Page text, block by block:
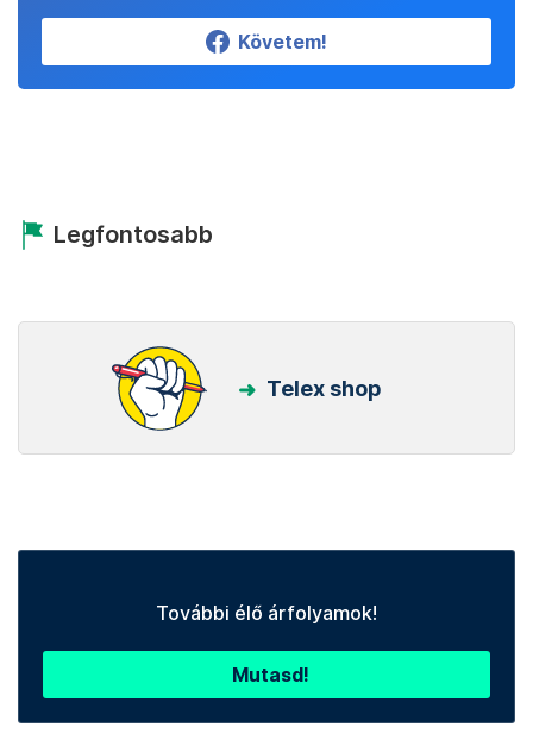
Követem!
Legfontosabb
Telex shop
További élő árfolyamok!
Mutasd!